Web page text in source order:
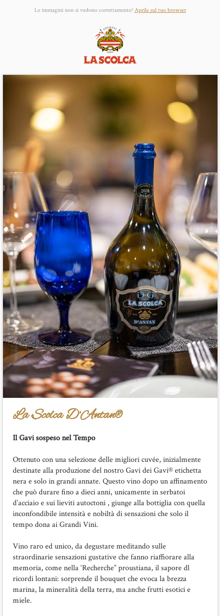
Le immagini non si vedono correttamente? Aprile sul tuo browser
La Scolca D’Antan®
Il Gavi sospeso nel Tempo
Ottenuto con una selezione delle migliori cuvée, inizialmente
destinate alla produzione del nostro Gavi dei Gavi® etichetta
nera e solo in grandi annate. Questo vino dopo un affinamento
che può durare fino a dieci anni, unicamente in serbatoi
d’acciaio e sui lieviti autoctoni , giunge alla bottiglia con quella
inconfondibile intensità e nobiltà di sensazioni che solo il
tempo dona ai Grandi Vini.
Vino raro ed unico, da degustare meditando sulle
straordinarie sensazioni gustative che fanno riaffiorare alla
memoria, come nella ‘Recherche” proustiana, il sapore dl
ricordi lontani: sorprende il bouquet che evoca la brezza
marina, la mineralità della terra, ma anche frutti esotici e
miele.